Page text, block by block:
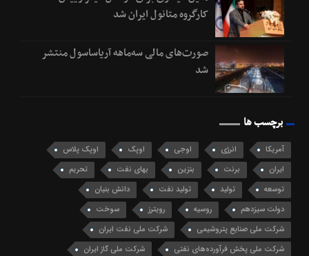
کارگروه متانول ایران شد
صورت‌های مالی سه‌ماهه آریاساسول منتشر
شد
برچسب ها
آمریکا انرژی اوجی اوپک
اوپک پلاس
ایران
برنت بنزین بهای نفت
تحریم
توسعه
تولید تولید نفت
دانش بنیان
دولت سیزدهم
روسیه رویترز
سوخت
شرکت ملی صنایع پتروشیمی
شرکت ملی نفت ایران
شرکت ملی پخش فرآورده‌های نفتی
شرکت ملی گاز ایران